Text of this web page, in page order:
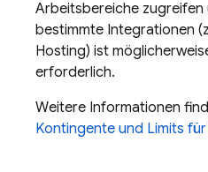
Arbeitsbereiche zugreifen
bestimmte Integrationen
Hosting) ist
erforderlich.
Weitere Informationen
Kontingente und Limits